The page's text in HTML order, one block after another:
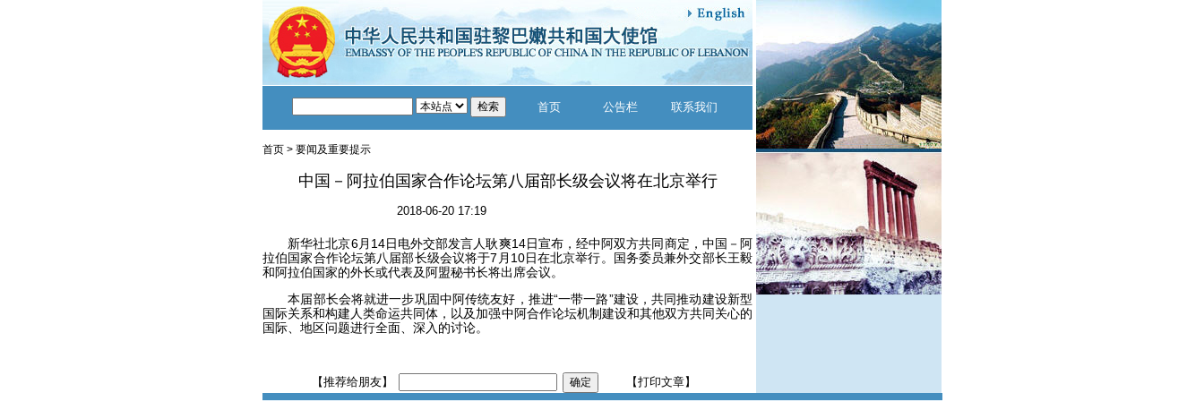
首页 公告栏 联系我们
首页 > 要闻及重要提示
中国－阿拉伯国家合作论坛第八届部长级会议将在北京举行
2018-06-20 17:19
新华社北京6月14日电外交部发言人耿爽14日宣布，经中阿双方共同商定，中国－阿
拉伯国家合作论坛第八届部长级会议将于7月10日在北京举行。国务委员兼外交部长王毅
和阿拉伯国家的外长或代表及阿盟秘书长将出席会议。
本届部长会将就进一步巩固中阿传统友好，推进“一带一路”建设，共同推动建设新型
国际关系和构建人类命运共同体，以及加强中阿合作论坛机制建设和其他双方共同关心的
国际、地区问题进行全面、深入的讨论。
【推荐给朋友】 【打印文章】